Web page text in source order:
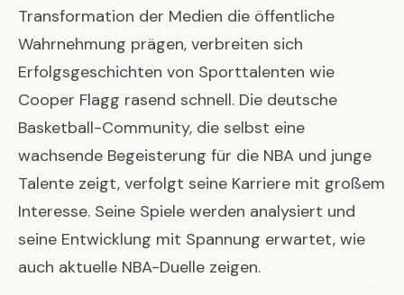
Transformation der Medien die öffentliche
Wahrnehmung prägen, verbreiten sich
Erfolgsgeschichten von Sporttalenten wie
Cooper Flagg rasend schnell. Die deutsche
Basketball-Community, die selbst eine
wachsende Begeisterung für die NBA und junge
Talente zeigt, verfolgt seine Karriere mit großem
Interesse. Seine Spiele werden analysiert und
seine Entwicklung mit Spannung erwartet, wie
auch aktuelle NBA-Duelle zeigen.